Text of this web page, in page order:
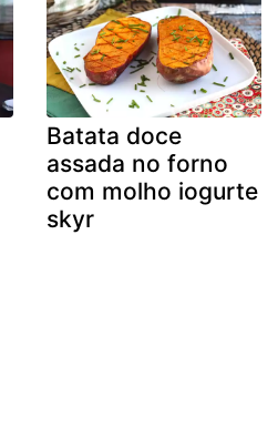
Batata doce
assada no forno
com molho iogurte
skyr